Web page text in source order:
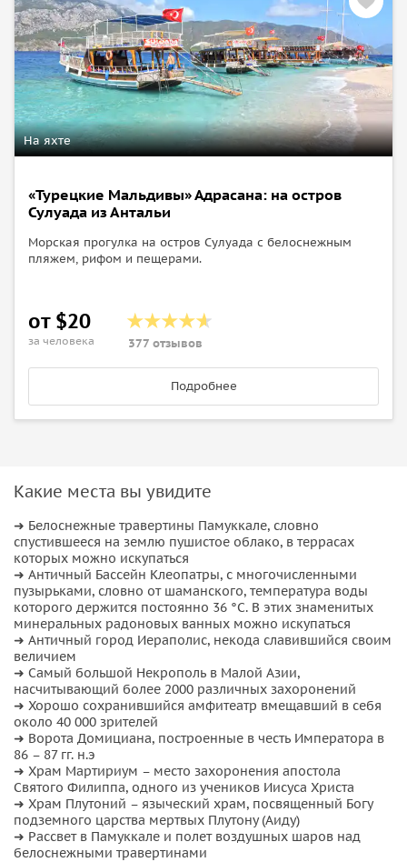
На яхте
«Турецкие Мальдивы» Адрасана: на остров
Сулуада из Антальи
Морская прогулка на остров Сулуада с белоснежным
пляжем, рифом и пещерами.
от $20
за человека 377 отзывов
Подробнее
Какие места вы увидите
➜ Белоснежные травертины Памуккале, словно
спустившееся на землю пушистое облако, в террасах
которых можно искупаться
➜ Античный Бассейн Клеопатры, с многочисленными
пузырьками, словно от шаманского, температура воды
которого держится постоянно 36 °C. В этих знаменитых
минеральных радоновых ванных можно искупаться
➜ Античный город Иераполис, некода славившийся своим
величием
➜ Самый большой Некрополь в Малой Азии,
насчитывающий более 2000 различных захоронений
➜ Хорошо сохранившийся амфитеатр вмещавший в себя
около 40 000 зрителей
➜ Ворота Домициана, построенные в честь Императора в
86 – 87 гг. н.э
➜ Храм Мартириум – место захоронения апостола
Святого Филиппа, одного из учеников Иисуса Христа
➜ Храм Плутоний – языческий храм, посвященный Богу
подземного царства мертвых Плутону (Аиду)
➜ Рассвет в Памуккале и полет воздушных шаров над
белоснежными травертинами